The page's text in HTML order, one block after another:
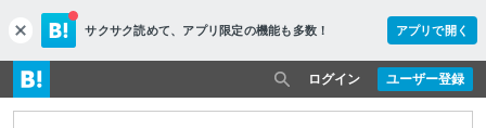
c
l
o
s
e
サクサク読めて、 アプリ限定の機能も多数！ アプリで開く
ユーザー登録
ログイン